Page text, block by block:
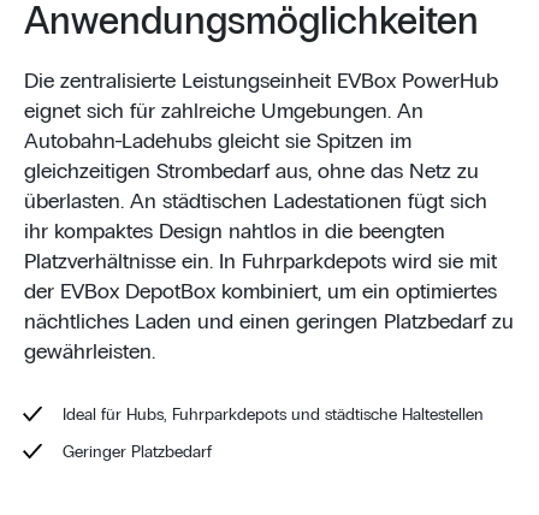
Anwendungsmöglichkeiten
Die zentralisierte Leistungseinheit EVBox PowerHub
eignet sich für zahlreiche Umgebungen. An
Autobahn-Ladehubs gleicht sie Spitzen im
gleichzeitigen Strombedarf aus, ohne das Netz zu
überlasten. An städtischen Ladestationen fügt sich
ihr kompaktes Design nahtlos in die beengten
Platzverhältnisse ein. In Fuhrparkdepots wird sie mit
der EVBox DepotBox kombiniert, um ein optimiertes
nächtliches Laden und einen geringen Platzbedarf zu
gewährleisten.
Ideal für Hubs, Fuhrparkdepots und städtische Haltestellen
Geringer Platzbedarf